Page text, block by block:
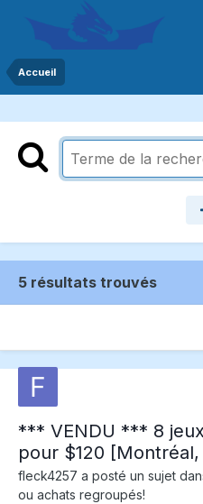
Accueil
5 résultats trouvés
*** VENDU *** 8
pour $120
fleck4257 a posté un sujet
ou achats regroupés!